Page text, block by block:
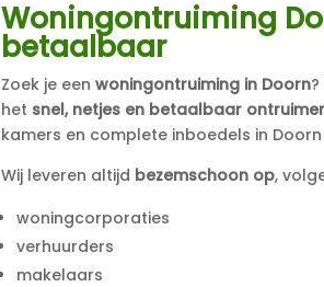
Woningontruiming
betaalbaar
Zoek je eenwoningontruiming in Doorn
het snel, netjes en betaalbaar
kamers en complete inboedels in
Wij leveren altijd bezemschoon op,
woningcorporaties
verhuurders
makelaars